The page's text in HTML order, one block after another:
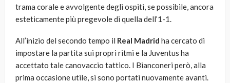
trama corale e avvolgente degli ospiti, se possibile, ancora
esteticamente più pregevole di quella dell’1-1.
All’inizio del secondo tempo il Real Madrid ha cercato di
impostare la partita sui propri ritmi e la Juventus ha
accettato tale canovaccio tattico. I Bianconeri però, alla
prima occasione utile, si sono portati nuovamente avanti.